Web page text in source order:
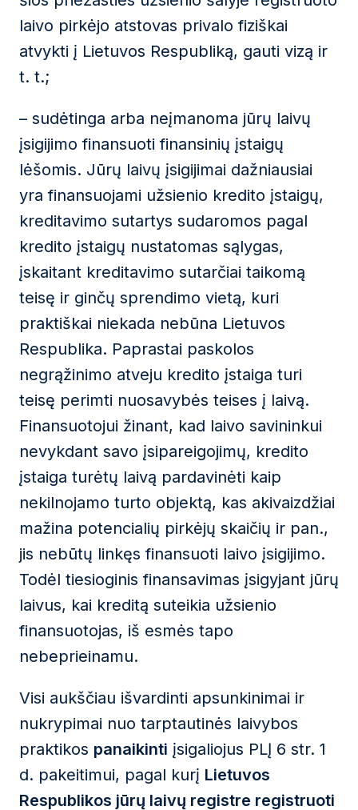
laivo pirkėjo atstovas privalo fiziškai
atvykti į Lietuvos Respubliką, gauti vizą ir
t. t.;
– sudėtinga arba neįmanoma jūrų laivų
įsigijimo finansuoti finansinių įstaigų
lėšomis. Jūrų laivų įsigijimai dažniausiai
yra finansuojami užsienio kredito įstaigų,
kreditavimo sutartys sudaromos pagal
kredito įstaigų nustatomas sąlygas,
įskaitant kreditavimo sutarčiai taikomą
teisę ir ginčų sprendimo vietą, kuri
praktiškai niekada nebūna Lietuvos
Respublika. Paprastai paskolos
negrąžinimo atveju kredito įstaiga turi
teisę perimti nuosavybės teises į laivą.
Finansuotojui žinant, kad laivo savininkui
nevykdant savo įsipareigojimų, kredito
įstaiga turėtų laivą pardavinėti kaip
nekilnojamo turto objektą, kas akivaizdžiai
mažina potencialių pirkėjų skaičių ir pan.,
jis nebūtų linkęs finansuoti laivo įsigijimo.
Todėl tiesioginis finansavimas įsigyjant jūrų
laivus, kai kreditą suteikia užsienio
finansuotojas, iš esmės tapo
nebeprieinamu.
Visi aukščiau išvardinti apsunkinimai ir
nukrypimai nuo tarptautinės laivybos
praktikos panaikinti įsigaliojus PLĮ 6 str. 1
d. pakeitimui, pagal kurį Lietuvos
Respublikos jūrų laivų registre registruoti